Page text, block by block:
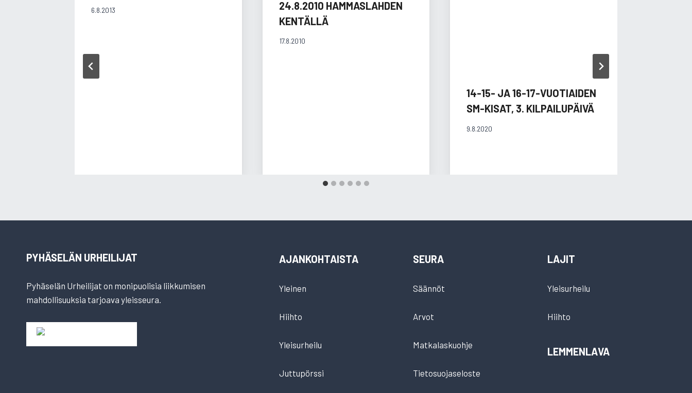
6.8.2013
24.8.2010 HAMMASLAHDEN
KENTÄLLÄ
17.8.2010
14-15- JA 16-17-VUOTIAIDEN
SM-KISAT, 3. KILPAILUPÄIVÄ
9.8.2020
PYHÄSELÄN URHEILIJAT
Pyhäselän Urheilijat on monipuolisia liikkumisen
mahdollisuuksia tarjoava yleisseura.
AJANKOHTAISTA
Yleinen
Hiihto
Yleisurheilu
Juttupörssi
SEURA
Säännöt
Arvot
Matkalaskuohje
Tietosuojaseloste
LAJIT
Yleisurheilu
Hiihto
LEMMENLAVA